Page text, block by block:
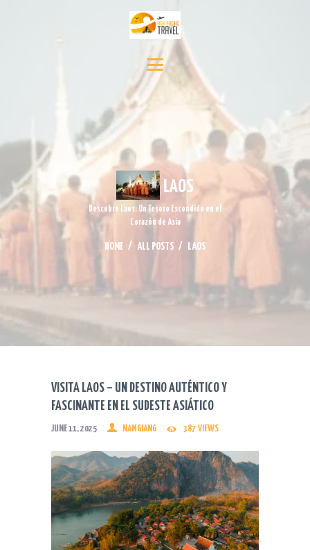
LAOS
Descubre Laos: Un Tesoro Escondido en el
Corazón de Asia
HOME ALL POSTS LAOS
SERVICIO DE VIAJE
CONTÁCTENOS
MEDIA
NOTICIAS Y EVENTOS
VISITA LAOS – UN DESTINO AUTÉNTICO Y
FASCINANTE EN EL SUDESTE ASIÁTICO
JUNE 11, 2025 NAMGIANG 387 VIEWS